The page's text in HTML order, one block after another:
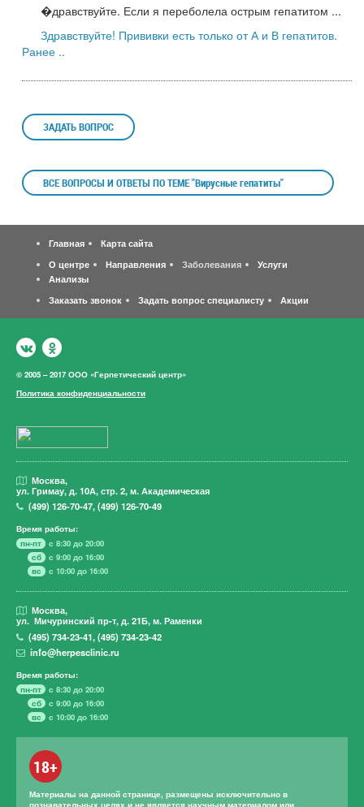
�дравствуйте. Если я переболела острым гепатитом ...
Здравствуйте! Прививки есть только от А и В гепатитов.
Ранее ..
ЗАДАТЬ ВОПРОС
ВСЕ ВОПРОСЫ И ОТВЕТЫ ПО ТЕМЕ "Вирусные гепатиты"
Главная
Карта сайта
О центре
Направления Заболевания
Услуги
Анализы
Заказать звонок
Задать вопрос специалисту Акции
© 2005 – 2017 ООО «Герпетический центр»
Политика конфиденциальности
Москва,
ул. Гримау, д. 10А, стр. 2, м. Академическая
(499)126-70-47,(499)126-70-49
Время работы:
пн-пт
с 8:30 до 20:00
сб
с 9:00 до 16:00
вс
с 10:00 до 16:00
Москва,
ул. Мичуринский пр-т, д. 21Б, м. Раменки
(495)734-23-41,(495)734-23-42
info@herpesclinic.ru
Время работы:
пн-пт
с 8:30 до 20:00
сб
с 9:00 до 16:00
вс
с 10:00 до 16:00
18+
Материалы на данной странице, размещены исключительно в
познавательных целях и не является научным материалом или